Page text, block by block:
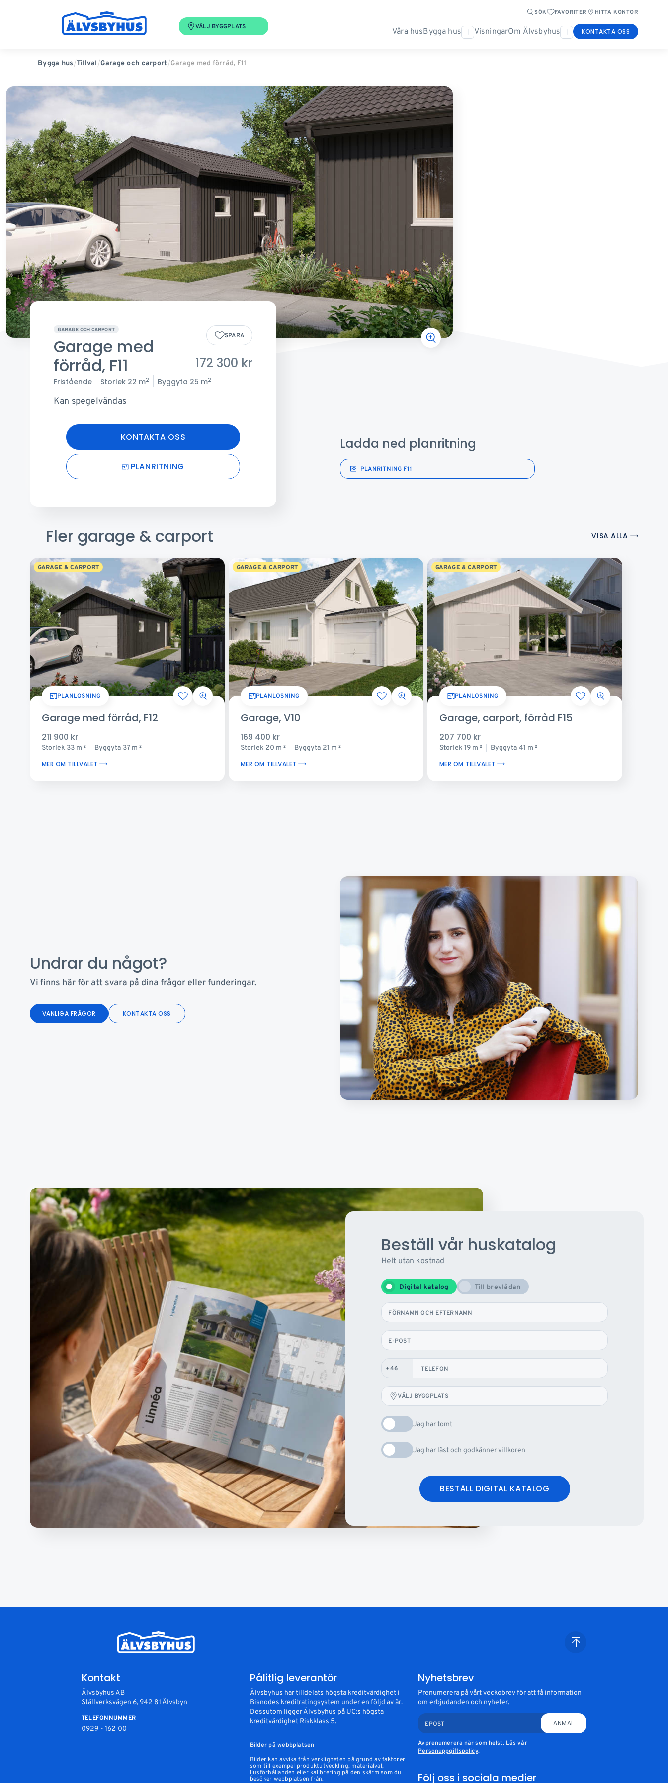
VÄLJ BYGGPLATS
SÖK FAVORITER HITTA KONTOR
Våra husBygga hus VisningarOm Älvsbyhus KONTAKTA OSS
Bygga hus Tillval Garage och carport Garage med förråd, F11
GARAGE OCH CARPORT
Garage med
förråd, F11
SPARA
172 300 kr
Fristående Storlek 22 m2 Byggyta 25 m2
Kan spegelvändas
KONTAKTA OSS
PLANRITNING
Ladda ned planritning
PLANRITNING F11
Fler garage & carport VISA ALLA
GARAGE & CARPORT
PLANLÖSNING
Garage med förråd, F12
211 900 kr
Storlek 33 m 2 Byggyta 37 m 2
MER OM TILLVALET
GARAGE & CARPORT
PLANLÖSNING
Garage, V10
169 400 kr
Storlek 20 m 2 Byggyta 21 m 2
MER OM TILLVALET
GARAGE & CARPORT
PLANLÖSNING
Garage, carport, förråd F15
207 700 kr
Storlek 19 m 2 Byggyta 41 m 2
MER OM TILLVALET
Undrar du något?
Vi finns här för att svara på dina frågor eller funderingar.
VANLIGA FRÅGOR KONTAKTA OSS
Beställ vår huskatalog
Helt utan kostnad
Digital katalog Till brevlådan
FÖRNAMN OCH EFTERNAMN
E-POST
TELEFON
VÄLJ BYGGPLATS
Jag har tomt
Jag har läst och godkänner villkoren
BESTÄLL DIGITAL KATALOG
Kontakt
Älvsbyhus AB
Ställverksvägen 6, 942 81 Älvsbyn
TELEFONNUMMER
0929 - 162 00
Pålitlig leverantör
Älvsbyhus har tilldelats högsta kreditvärdighet i
Bisnodes kreditratingsystem under en följd av år.
Dessutom ligger Älvsbyhus på UC:s högsta
kreditvärdighet Riskklass 5.
Bilder på webbplatsen
Bilder kan avvika från verkligheten på grund av faktorer
som till exempel produktutveckling, materialval,
ljusförhållanden eller kalibrering på den skärm som du
besöker webbplatsen från.
Nyhetsbrev
Prenumerera på vårt veckobrev för att få information
om erbjudanden och nyheter.
EPOST ANMÄL
Avprenumerera när som helst. Läs vår
Personuppgiftspolicy.
Följ oss i sociala medier